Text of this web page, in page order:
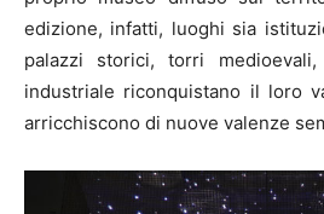
edizione, infatti, luoghi sia
palazzi storici, torri
industriale riconquistano il loro
arricchiscono di nuove valenze